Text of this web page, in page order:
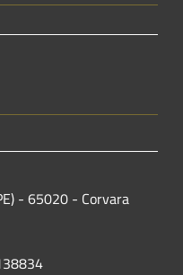
- 65020 - Corvara